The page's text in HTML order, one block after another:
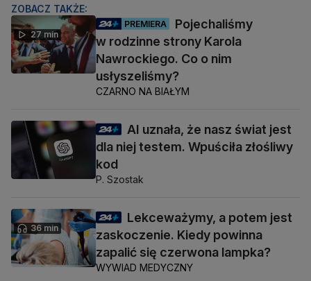
ZOBACZ TAKŻE:
27 min
PREMIERA
Pojechaliśmy
w rodzinne strony Karola
Nawrockiego. Co o nim
usłyszeliśmy?
CZARNO NA BIAŁYM
AI uznała, że nasz świat jest
dla niej testem. Wpuściła złośliwy
kod
P. Szostak
36 min
Lekceważymy, a potem jest
zaskoczenie. Kiedy powinna
zapalić się czerwona lampka?
WYWIAD MEDYCZNY